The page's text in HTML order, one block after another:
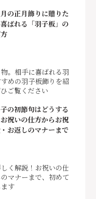
の正月飾りに贈りた
ばれる「羽子板」の
。相手に喜ばれる羽
めの羽子板飾りを紹
ご覧ください
の初節句はどうする
祝いの仕方からお祝
お返しのマナーまで
く解説！お祝いの仕
マナーまで、初めて
す